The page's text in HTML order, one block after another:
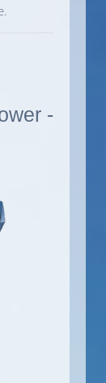
-